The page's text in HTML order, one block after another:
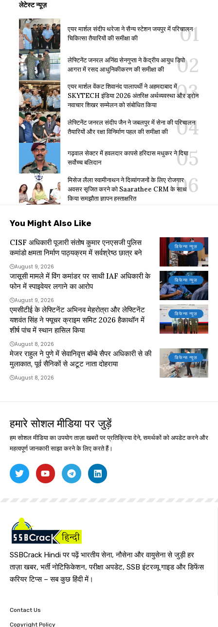
लेटेस्ट न्यूज़
एयर मार्शल संदीप थरेजा ने सैन्य स्टेशन जयपुर में परिचालन
चिकित्सा तैयारियों की समीक्षा की
लेफ्टिनेंट जनरल अनिंद्य सेनगुप्ता ने केंद्रीय आयुध डिपो
आगरा में रसद आधुनिकीकरण की समीक्षा की
एयर मार्शल वेंकट शिवानंद पालापर्थी ने अहमदाबाद में
SKYTECH इंडिया 2026 अंतरिक्ष अर्थव्यवस्था और ड्रोन
नवाचार शिखर सम्मेलन को संबोधित किया
लेफ्टिनेंट जनरल संदीप जैन ने जबलपुर में सेना की परिचालन
तैयारियों और रक्षा विनिर्माण पहल की समीक्षा की
गढ़वाल सेक्टर में हवलदार कापसे हरिदास मधुकर ने दिया
सर्वोच्च बलिदान
मिसेज लैला स्वामीनाथन ने दिव्यांगजनों के लिए रोजगार
अवसर सृजित करने को Saarathee CRM के साथ
किया समझौता ज्ञापन हस्ताक्षरित
You Might Also Like
डिफेन्स न्यूज़
CISF अधिकारी पूजारी संतोष कुमार एनएसजी पुलिस
कमांडो क्षमता निर्माण पाठ्यक्रम में सर्वश्रेष्ठ छात्र बने
August 9, 2026
डिफेन्स न्यूज़
जासूसी मामले में विंग कमांडर पर साथी IAF अधिकारी के
फोन में स्पाइवेयर लगाने का आरोप
August 9, 2026
डिफेन्स न्यूज़
एमसीटीई के लेफ्टिनेंट अभिनव मेहरोत्रा और लेफ्टिनेंट
यशवंत सिंह ने फ्यूचर क्राइम समिट 2026 हैकाथॉन में
शीर्ष पांच में स्थान हासिल किया
August 8, 2026
डिफेन्स न्यूज़
मेजर राहुल ने पुणे में सेवानिवृत्त बॉम्बे सैपर अधिकारी से की
मुलाकात, पूर्व सैनिकों से अटूट नाता दोहराया
August 8, 2026
हमारे सोशल मीडिया पर जुड़ें
हम सोशल मीडिया का उपयोग ताज़ा खबरों पर प्रतिक्रिया देने, समर्थकों को अपडेट करने और
महत्वपूर्ण जानकारी साझा करने के लिए करते हैं।
SSBCrack Hindi पर पढ़ें भारतीय सेना, नौसेना और वायुसेना से जुड़ी हर
ताज़ा खबर, भर्ती नोटिफिकेशन, परीक्षा अपडेट, SSB इंटरव्यू गाइड और डिफेंस
करियर टिप्स – सब कुछ हिंदी में।
Contact Us
Copyright Policy